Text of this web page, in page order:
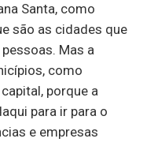
Santa, como
são as cidades que
Mas a
como
porque a
para ir para o
e empresas